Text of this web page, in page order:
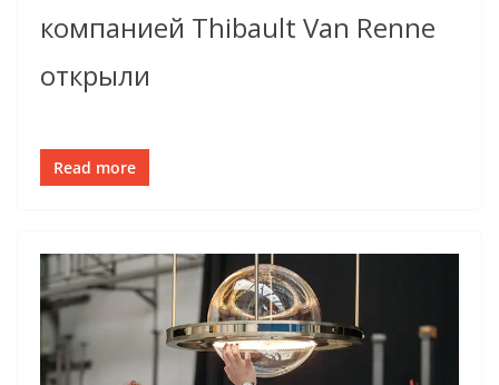
компанией Thibault Van Renne
открыли
Read more